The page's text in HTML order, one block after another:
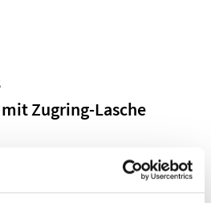
Zugring-Lasche